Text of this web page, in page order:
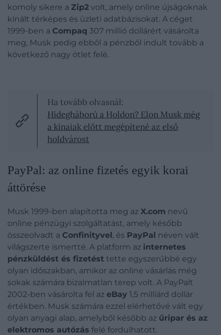
komoly sikere a Zip2 volt, amely online újságoknak
kínált térképes és üzleti adatbázisokat. A céget
1999-ben a Compaq 307 millió dollárért vásárolta
meg, Musk pedig ebből a pénzből indult tovább a
következő nagy ötlet felé.
Ha tovább olvasnál:
Hidegháború a Holdon? Elon Musk még
a kínaiak előtt megépítené az első
holdvárost
PayPal: az online fizetés egyik korai
áttörése
Musk 1999-ben alapította meg az X.com nevű
online pénzügyi szolgáltatást, amely később
összeolvadt a Confinityvel, és PayPal néven vált
világszerte ismertté. A platform az internetes
pénzküldést és fizetést tette egyszerűbbé egy
olyan időszakban, amikor az online vásárlás még
sokak számára bizalmatlan terep volt. A PayPalt
2002-ben vásárolta fel az eBay 1,5 milliárd dollár
értékben. Musk számára ezzel elérhetővé vált egy
olyan anyagi alap, amelyből később az űripar és az
elektromos autózás felé fordulhatott.